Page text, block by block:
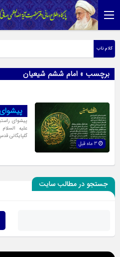
کلام ناب
برچسب » امام ششم شیعیان
پیشوای
علیه
گلپایگانی
جستجو در مطالب سایت